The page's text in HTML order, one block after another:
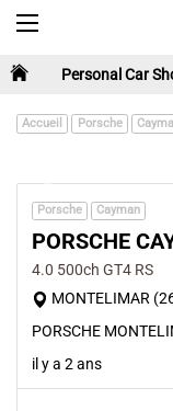
Toggle navigation
Personal Car
Accueil Porsche
Porsche Cayman
PORSCHE
4.0 500ch GT4 RS
MONTELIMAR
PORSCHE
il y a 2 ans